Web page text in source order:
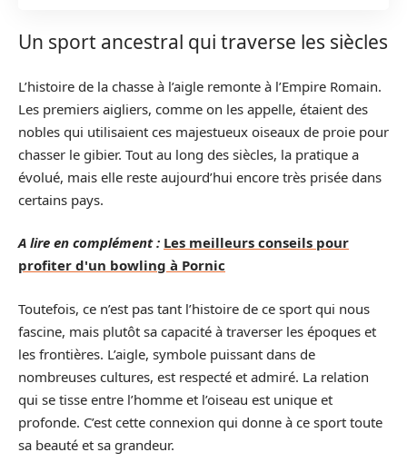
Un sport ancestral qui traverse les siècles
L’histoire de la chasse à l’aigle remonte à l’Empire Romain.
Les premiers aigliers, comme on les appelle, étaient des
nobles qui utilisaient ces majestueux oiseaux de proie pour
chasser le gibier. Tout au long des siècles, la pratique a
évolué, mais elle reste aujourd’hui encore très prisée dans
certains pays.
A lire en complément : Les meilleurs conseils pour
profiter d'un bowling à Pornic
Toutefois, ce n’est pas tant l’histoire de ce sport qui nous
fascine, mais plutôt sa capacité à traverser les époques et
les frontières. L’aigle, symbole puissant dans de
nombreuses cultures, est respecté et admiré. La relation
qui se tisse entre l’homme et l’oiseau est unique et
profonde. C’est cette connexion qui donne à ce sport toute
sa beauté et sa grandeur.